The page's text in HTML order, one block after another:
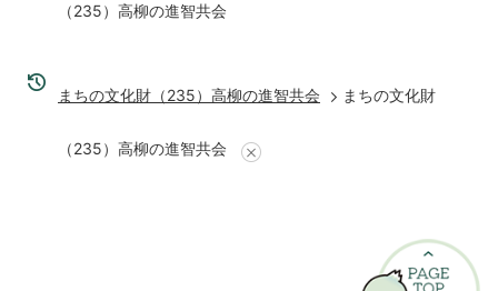
（235）高柳の進智共会
まちの文化財（235）高柳の進智共会 まちの文化財
（235）高柳の進智共会